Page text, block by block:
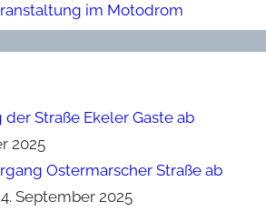
im Motodrom
Straße Ekeler Gaste ab
2025
Ostermarscher Straße ab
September 2025